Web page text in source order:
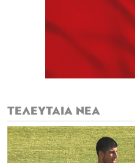
ΤΕΛΕΥΤΑΙΑ ΝΕΑ